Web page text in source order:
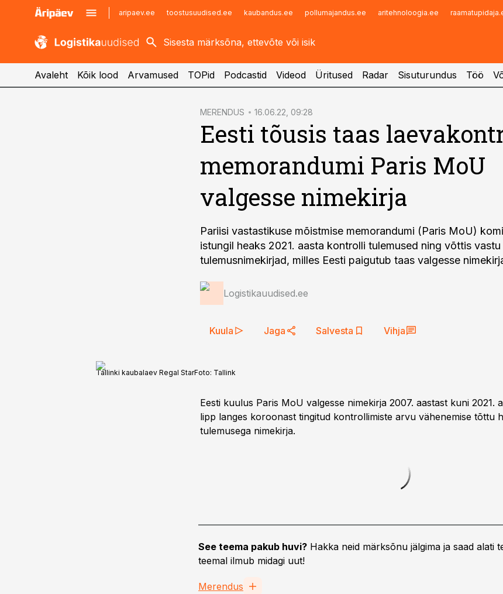
aripaev.ee toostusuudised.ee kaubandus.ee pollumajandus.ee aritehnoloogia.ee
kaubandus.ee
kinnisvarauudised.ee
imelineajalugu.ee
Infopank
Avaleht Kõik lood Arvamused TOPid Podcastid Videod Üritused Radar Sisuturundus Töö
MERENDUS 16.06.22, 09:28
Eesti tõusis taas
memorandumi Paris MoU
valgesse nimekirja
Pariisi vastastikuse mõistmise memorandumi (Paris MoU)
istungil heaks 2021. aasta kontrolli tulemused ning võttis
tulemusnimekirjad, milles Eesti paigutub taas valgesse
Logistikauudised.ee
Kuula Jaga Salvesta Vihja
Tallinki kaubalaev Regal StarFoto: Tallink
Eesti kuulus Paris MoU valgesse nimekirja 2007. aastast kuni 2021.
lipp langes koroonast tingitud kontrollimiste arvu vähenemise tõttu
tulemusega nimekirja.
See teema pakub huvi? Hakka neid märksõnu jälgima ja saad alati
teemal ilmub midagi uut!
Merendus